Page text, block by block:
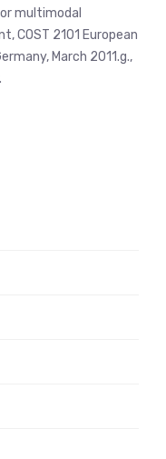
multimodal
COST 2101 European
March 2011.g.,